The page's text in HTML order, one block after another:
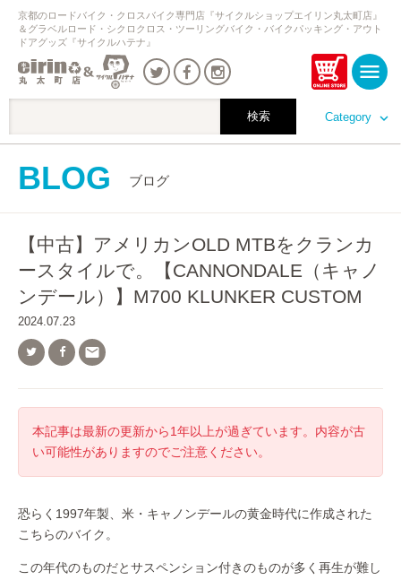
Category
京都のロードバイク・クロスバイク専門店『サイクルショップエイリン丸太町店』
＆グラベルロード・シクロクロス・ツーリングバイク・バイクパッキング・アウト
ドアグッズ『サイクルハテナ』
BLOG ブログ
【中古】アメリカンOLD MTBをクランカ
ースタイルで。【CANNONDALE（キャノ
ンデール）】M700 KLUNKER CUSTOM
2024.07.23

本記事は最新の更新から1年以上が過ぎています。内容が古
い可能性がありますのでご注意ください。
恐らく1997年製、米・キャノンデールの黄金時代に作成された
こちらのバイク。
この年代のものだとサスペンション付きのものが多く再生が難し